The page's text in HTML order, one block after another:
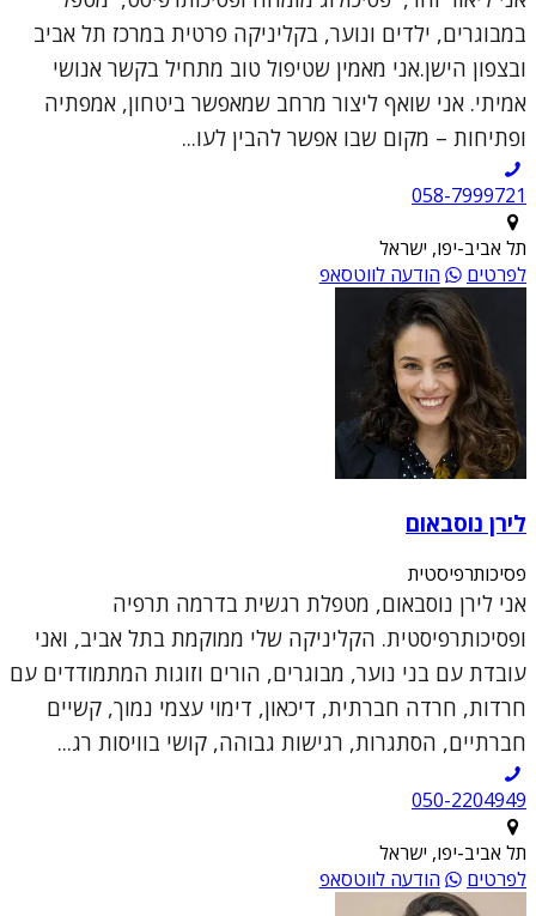
במבוגרים, ילדים ונוער, בקליניקה פרטית במרכז תל אביב
ובצפון הישן.אני מאמין שטיפול טוב מתחיל בקשר אנושי
אמיתי. אני שואף ליצור מרחב שמאפשר ביטחון, אמפתיה
ופתיחות – מקום שבו אפשר להבין לעו...
תל אביב-יפו, ישראל
לפרטים
הודעה לווטסאפ
לירן נוסבאום
פסיכותרפיסטית
אני לירן נוסבאום, מטפלת רגשית בדרמה תרפיה
ופסיכותרפיסטית. הקליניקה שלי ממוקמת בתל אביב, ואני
עובדת עם בני נוער, מבוגרים, הורים וזוגות המתמודדים עם
חרדות, חרדה חברתית, דיכאון, דימוי עצמי נמוך, קשיים
חברתיים, הסתגרות, רגישות גבוהה, קושי בוויסות רג...
050-2204949
תל אביב-יפו, ישראל
לפרטים
הודעה לווטסאפ